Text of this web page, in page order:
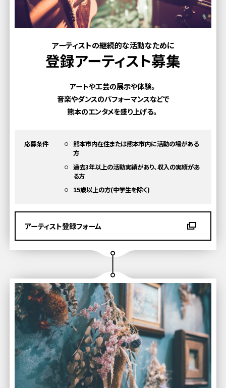
アーティストの継続的な活動なために
登録アーティスト募集
アートや工芸の展示や体験。
音楽やダンスのパフォーマンスなどで
熊本のエンタメを盛り上げる。
応募条件
熊本市内在住または熊本市内に活動の場がある
方
過去3年以上の活動実績があり、収入の実績があ
る方
15歳以上の方(中学生を除く)
アーティスト登録フォーム